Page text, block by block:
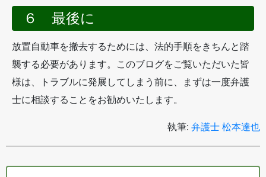
６ 最後に
放置自動車を撤去するためには、法的手順をきちんと踏
襲する必要があります。このブログをご覧いただいた皆
様は、トラブルに発展してしまう前に、まずは一度弁護
士に相談することをお勧めいたします。
執筆: 弁護士 松本達也